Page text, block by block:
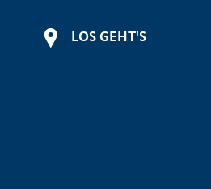
LOS GEHT'S